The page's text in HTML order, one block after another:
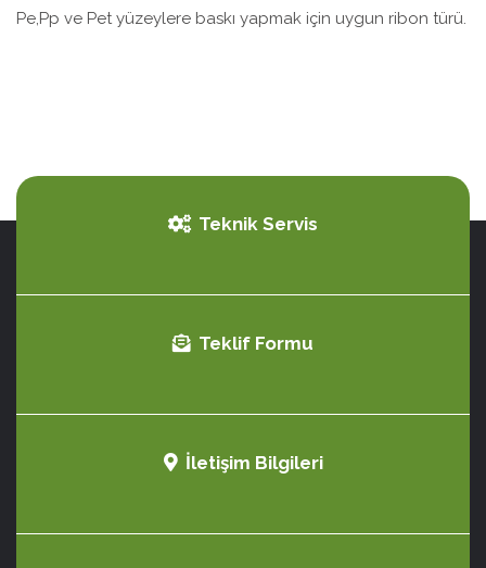
Pe,Pp ve Pet yüzeylere baskı yapmak için uygun ribon türü.
Teknik Servis
Teklif Formu
İletişim Bilgileri